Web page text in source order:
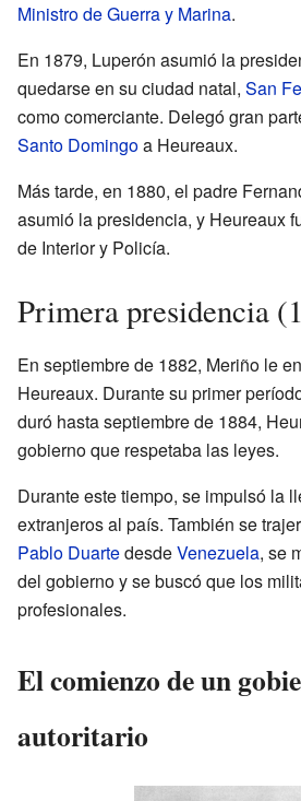
Ministro de Guerra y Marina.
En 1879, Luperón asumió la
quedarse en su ciudad natal, San
como comerciante. Delegó gran
Santo Domingoa Heureaux.
Más tarde, en 1880, el padre
asumió la presidencia, y Heureaux
de Interior y Policía.
Primera presidencia
En septiembre de 1882, Meriño le
Heureaux. Durante su primer
duró hasta septiembre de 1884,
gobierno que respetaba las leyes.
Durante este tiempo, se impulsó la
extranjeros al país. También se
Pablo DuartedesdeVenezuela, se
del gobierno y se buscó que los
profesionales.
El comienzo de un
autoritario